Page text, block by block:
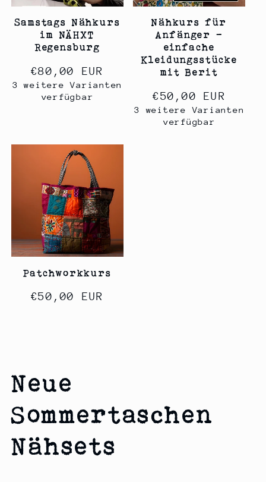
Samstags Nähkurs
im NÄHXT
Regensburg
Normaler
Preis
€80,00 EUR
3 weitere Varianten
verfügbar
Nähkurs für
Anfänger -
einfache
Kleidungsstücke
mit Berit
Normaler
Preis
€50,00 EUR
3 weitere Varianten
verfügbar
Patchworkkurs
Normaler
€50,00 EUR
Neue
Sommertaschen
Nähsets